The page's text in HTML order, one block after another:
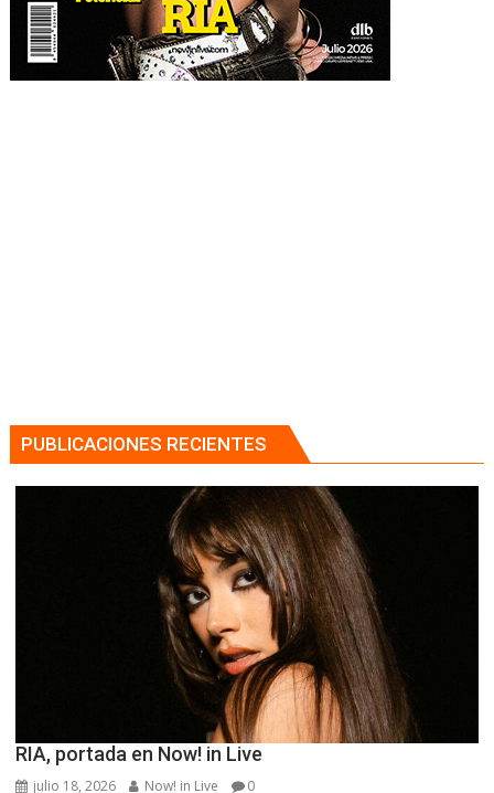
PUBLICACIONES RECIENTES
RIA, portada en Now! in Live
julio 18, 2026 Now! in Live 0